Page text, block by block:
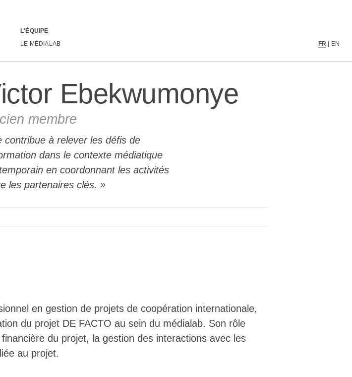
L'ÉQUIPE
LE MÉDIALAB
FR| EN
Ebekwumonye
membre
contribue à relever les défis de
dans le contexte médiatique
en coordonnant les activités
les partenaires clés.
en gestion de projets de coopération internationale,
du projet DE FACTO au sein du médialab. Son rôle
du projet, la gestion des interactions avec les
au projet.